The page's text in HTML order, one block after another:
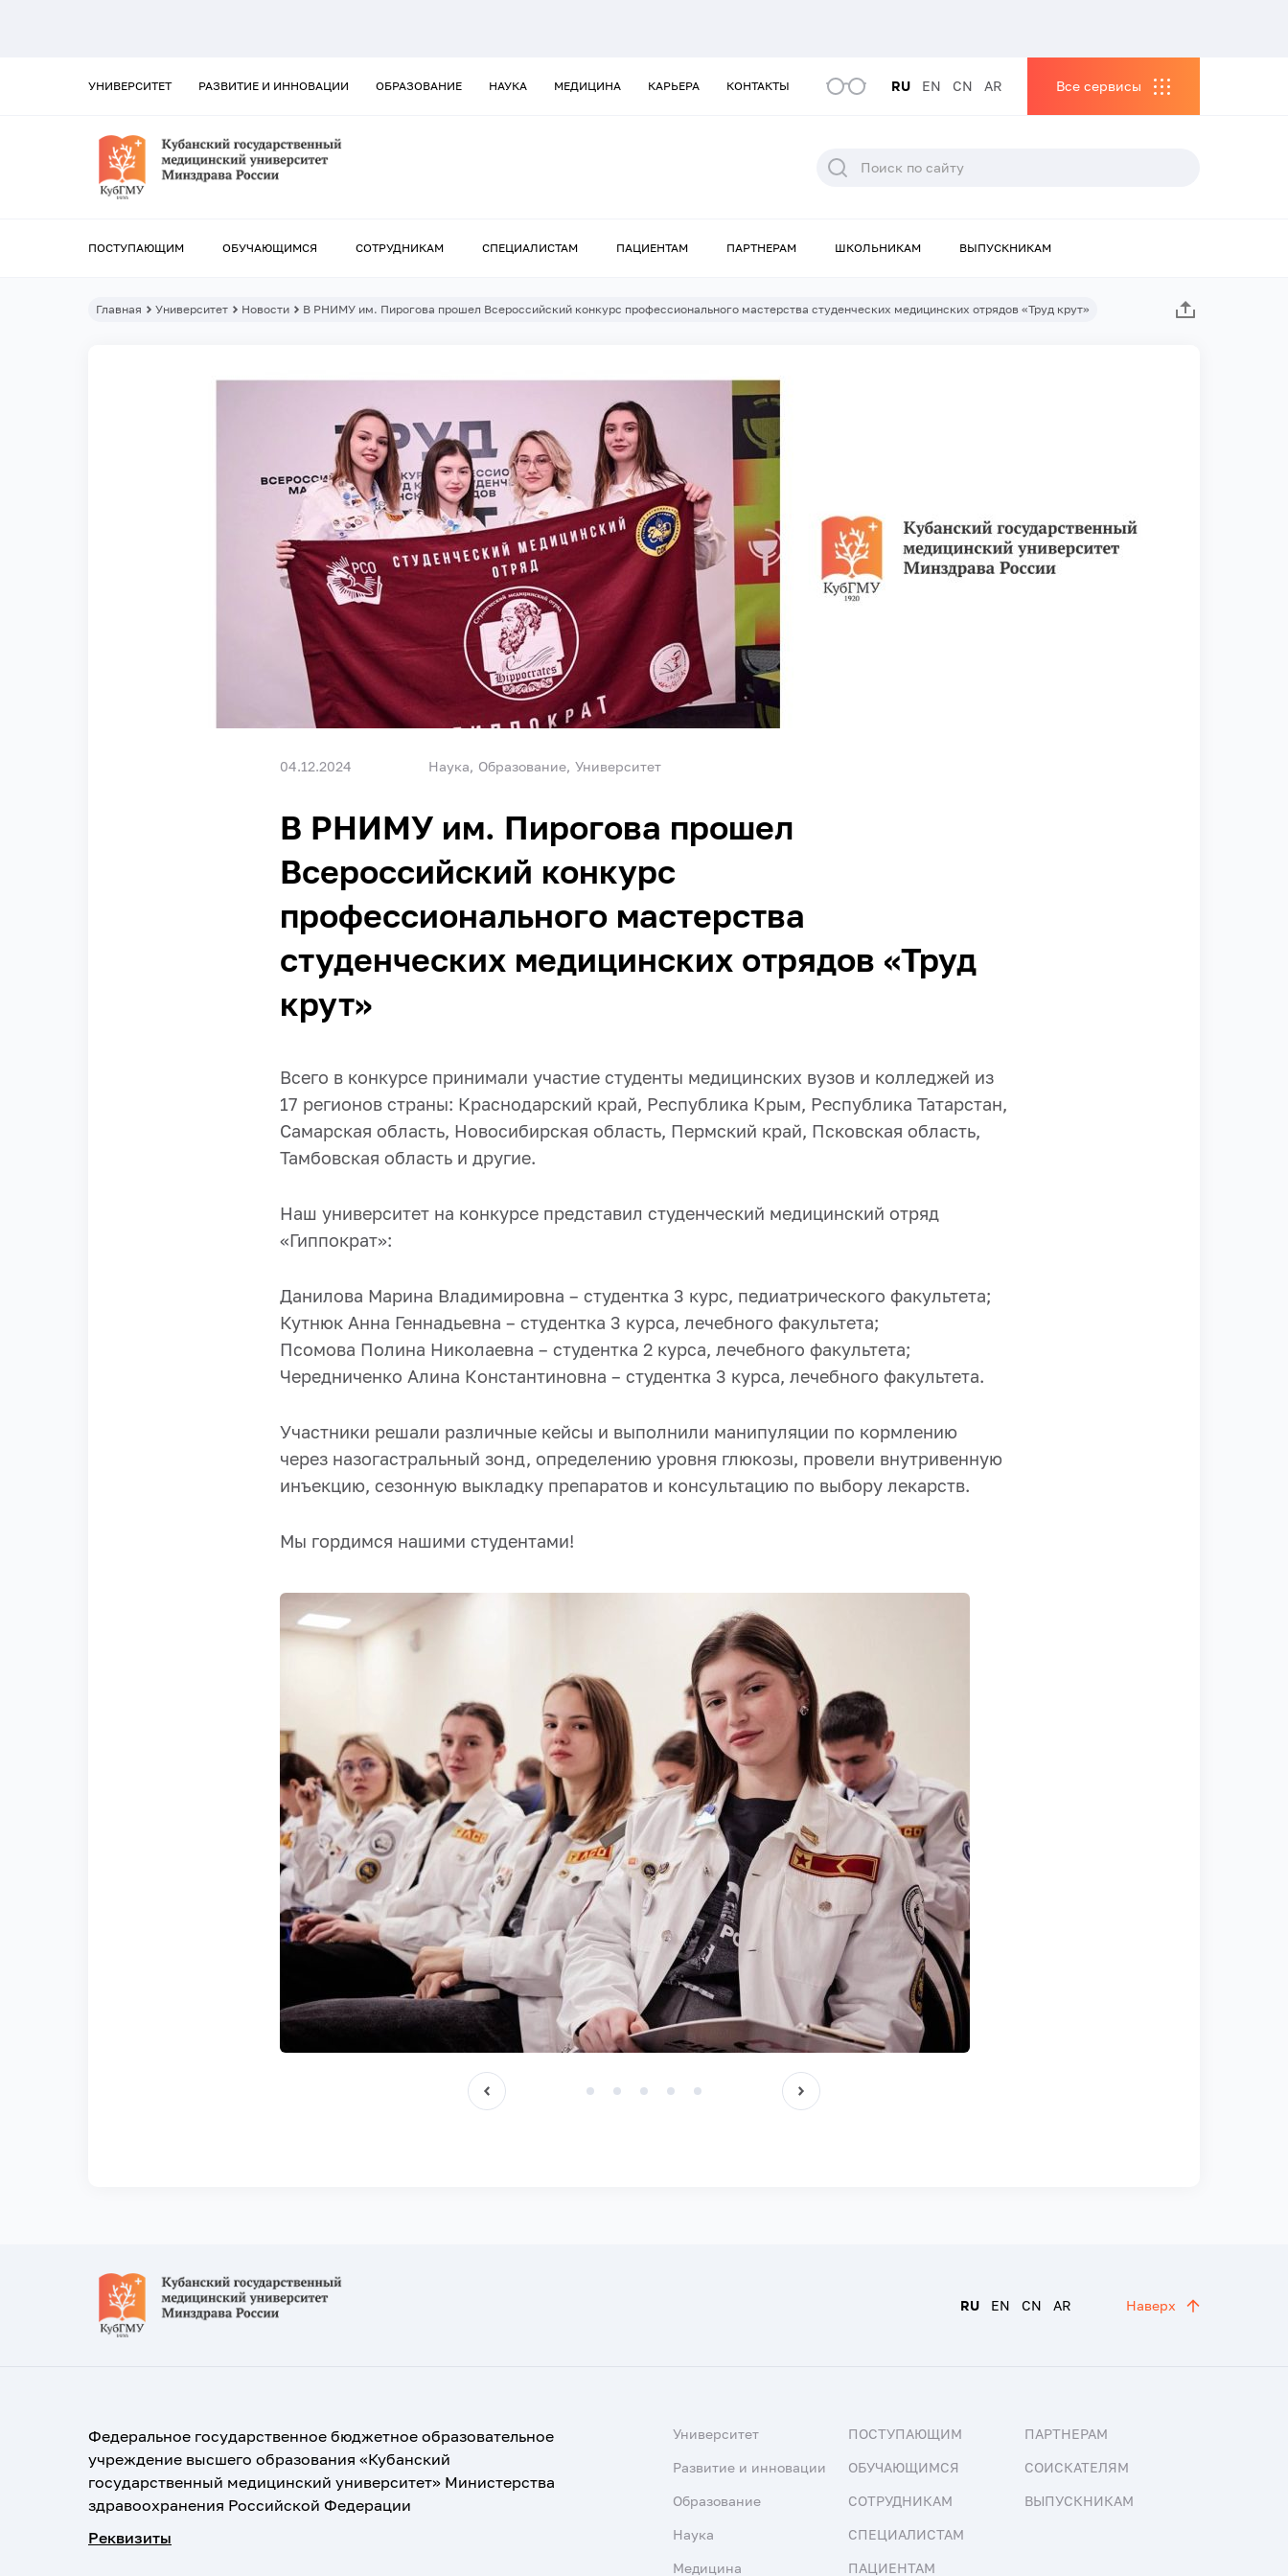
УНИВЕРСИТЕТ РАЗВИТИЕ И ИННОВАЦИИ ОБРАЗОВАНИЕ НАУКА МЕДИЦИНА КАРЬЕРА КОНТАКТЫ RU EN CN AR Все сервисы
ПОСТУПАЮЩИМ ОБУЧАЮЩИМСЯ СОТРУДНИКАМ СПЕЦИАЛИСТАМ ПАЦИЕНТАМ ПАРТНЕРАМ ШКОЛЬНИКАМ ВЫПУСКНИКАМ
Главная Университет Новости В РНИМУ им. Пирогова прошел Всероссийский конкурс профессионального мастерства студенческих медицинских отрядов «Труд крут»
04.12.2024 Наука Образование Университет
В РНИМУ им. Пирогова прошел
Всероссийский конкурс
профессионального мастерства
студенческих медицинских отрядов «Труд
крут»
Всего в конкурсе принимали участие студенты медицинских вузов и колледжей из
17 регионов страны: Краснодарский край, Республика Крым, Республика Татарстан,
Самарская область, Новосибирская область, Пермский край, Псковская область,
Тамбовская область и другие.
Наш университет на конкурсе представил студенческий медицинский отряд
«Гиппократ»:
Данилова Марина Владимировна – студентка 3 курс, педиатрического факультета;
Кутнюк Анна Геннадьевна – студентка 3 курса, лечебного факультета;
Псомова Полина Николаевна – студентка 2 курса, лечебного факультета;
Чередниченко Алина Константиновна – студентка 3 курса, лечебного факультета.
Участники решали различные кейсы и выполнили манипуляции по кормлению
через назогастральный зонд, определению уровня глюкозы, провели внутривенную
инъекцию, сезонную выкладку препаратов и консультацию по выбору лекарств.
Мы гордимся нашими студентами!
RU EN CN AR Наверх
Федеральное государственное бюджетное образовательное
учреждение высшего образования «Кубанский
государственный медицинский университет» Министерства
здравоохранения Российской Федерации
Реквизиты
Университет
Развитие и инновации
Образование
Наука
Медицина
ПОСТУПАЮЩИМ
ОБУЧАЮЩИМСЯ
СОТРУДНИКАМ
СПЕЦИАЛИСТАМ
ПАЦИЕНТАМ
ПАРТНЕРАМ
СОИСКАТЕЛЯМ
ВЫПУСКНИКАМ